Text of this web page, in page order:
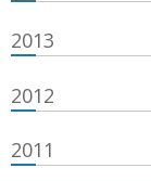
2013
2012
2011